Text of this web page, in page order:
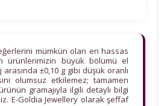
mümkün olan en hassas
ürünlerimizin büyük bölümü el
±0,10 g gibi düşük oranlı
olumsuz etkilemez; tamamen
gramajıyla ilgili detaylı bilgi
E-Goldia Jewellery olarak şeffaf